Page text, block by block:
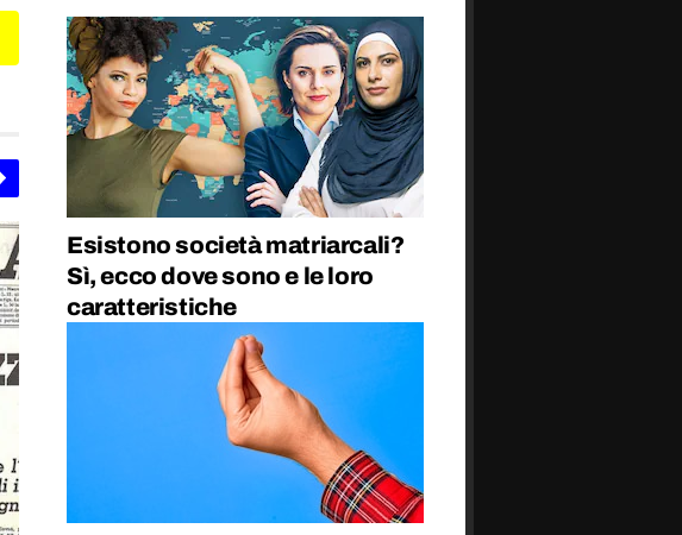
Esistono società matriarcali?
Sì, ecco dove sono e le loro
caratteristiche